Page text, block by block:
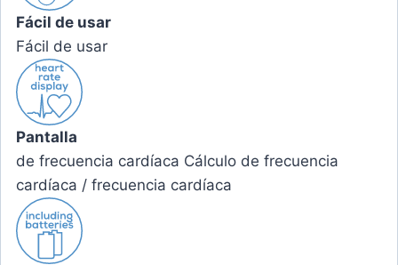
Fácil de usar
Fácil de usar
Pantalla
de frecuencia cardíaca Cálculo de frecuencia
cardíaca / frecuencia cardíaca